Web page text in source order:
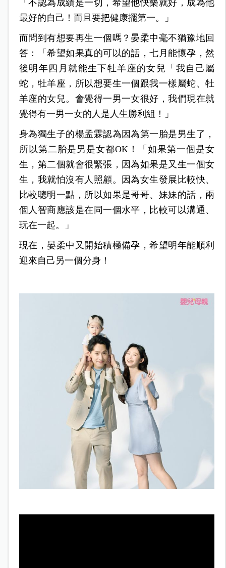
「不認為成績是一切，希望他快樂就好，成為他
最好的自己！而且要把健康擺第一。」
而問到有想要再生一個嗎？晏柔中毫不猶豫地回
答：「希望如果真的可以的話，七月能懷孕，然
後明年四月就能生下牡羊座的女兒「我自己屬
蛇，牡羊座，所以想要生一個跟我一樣屬蛇、牡
羊座的女兒。會覺得一男一女很好，我們現在就
覺得有一男一女的人是人生勝利組！」
身為獨生子的楊孟霖認為因為第一胎是男生了，
所以第二胎是男是女都OK！「如果第一個是女
生，第二個就會很緊張，因為如果是又生一個女
生，我就怕沒有人照顧。因為女生發展比較快、
比較聰明一點，所以如果是哥哥、妹妹的話，兩
個人智商應該是在同一個水平，比較可以溝通、
玩在一起。」
現在，晏柔中又開始積極備孕，希望明年能順利
迎來自己另一個分身！